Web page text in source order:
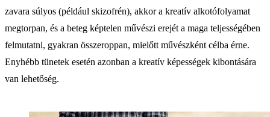
zavara súlyos (például skizofrén), akkor a kreatív alkotófolyamat
megtorpan, és a beteg képtelen művészi erejét a maga teljességében
felmutatni, gyakran összeroppan, mielőtt művészként célba érne.
Enyhébb tünetek esetén azonban a kreatív képességek kibontására
van lehetőség.